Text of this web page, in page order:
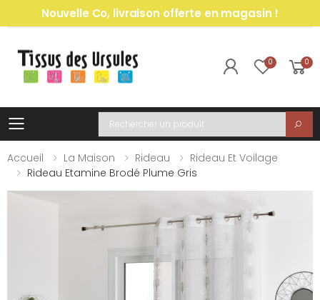
Nouvelle Co, livraison offerte en magasin !
0 0
Toggle mobile menu
Recherche
Accueil
La Maison Rideau
Rideau Et Voilage
Rideau Etamine Brodé Plume Gris